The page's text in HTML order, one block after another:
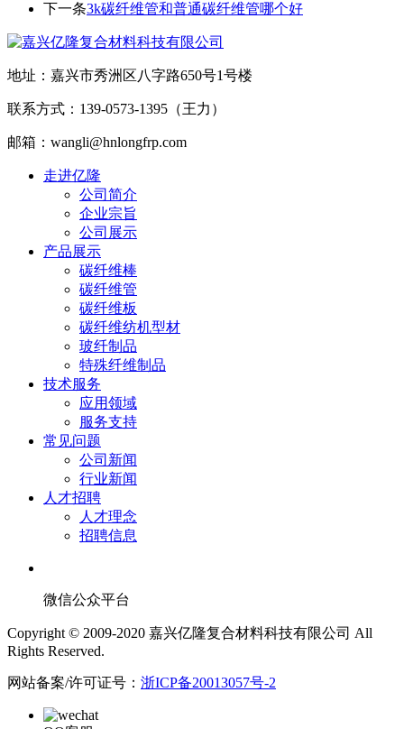
下一条3k碳纤维管和普通碳纤维管哪个好
地址：嘉兴市秀洲区八字路650号1号楼
联系方式：139-0573-1395（王力）
邮箱：wangli@hnlongfrp.com
走进亿隆
公司简介
企业宗旨
公司展示
产品展示
碳纤维棒
碳纤维管
碳纤维板
碳纤维纺机型材
玻纤制品
特殊纤维制品
技术服务
应用领域
服务支持
常见问题
公司新闻
行业新闻
人才招聘
人才理念
招聘信息
微信公众平台
Copyright © 2009-2020 嘉兴亿隆复合材料科技有限公司 All
Rights Reserved.
网站备案/许可证号： 浙ICP备20013057号-2